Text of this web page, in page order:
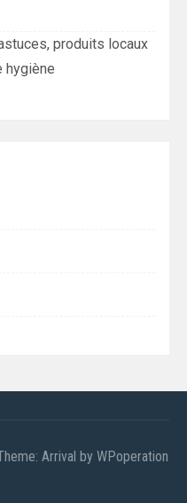
produits locaux
hygiène
Arrival by WPoperation